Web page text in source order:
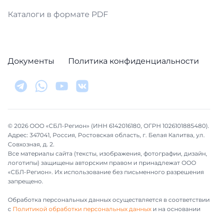
Каталоги в формате PDF
Документы Политика конфиденциальности
© 2026 ООО «СБЛ-Регион» (ИНН 6142016180, ОГРН 1026101885480).
Адрес: 347041, Россия, Ростовская область, г. Белая Калитва, ул.
Совхозная, д. 2.
Все материалы сайта (тексты, изображения, фотографии, дизайн,
логотипы) защищены авторским правом и принадлежат ООО
«СБЛ-Регион». Их использование без письменного разрешения
запрещено.
Обработка персональных данных осуществляется в соответствии
с Политикой обработки персональных данных и на основании